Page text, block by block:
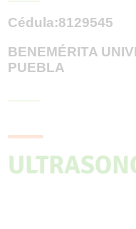
Cédula:8129545
BENEMÉRITA
PUEBLA